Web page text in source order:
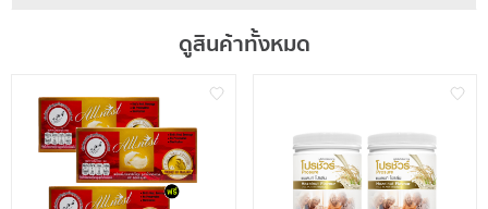
ดูสินค้าทั้งหมด